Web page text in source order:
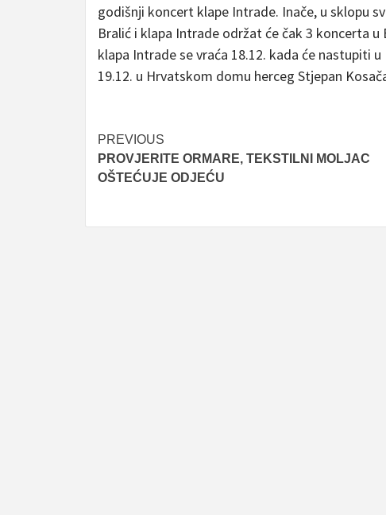
godišnji koncert klape Intrade. Inače, u sklopu
Bralić i klapa Intrade održat će čak 3 koncerta
klapa Intrade se vraća 18.12. kada će nastupiti
19.12. u Hrvatskom domu herceg Stjepan
Post
navigation
PREVIOUS
PROVJERITE ORMARE, TEKSTILNI MOLJAC
OŠTEĆUJE ODJEĆU